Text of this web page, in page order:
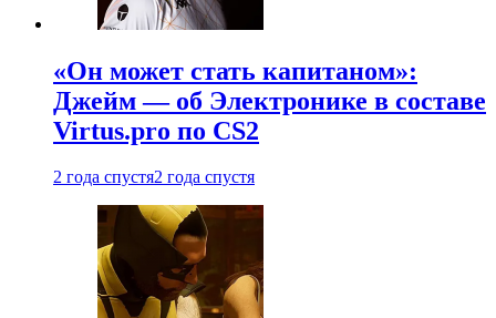
«Он может стать капитаном»:
Джейм — об Электронике в составе
Virtus.pro по CS2
2 года спустя2 года спустя